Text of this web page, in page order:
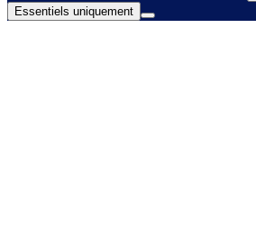
Essentiels uniquement